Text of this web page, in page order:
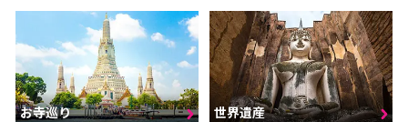
お寺巡り 世界遺産